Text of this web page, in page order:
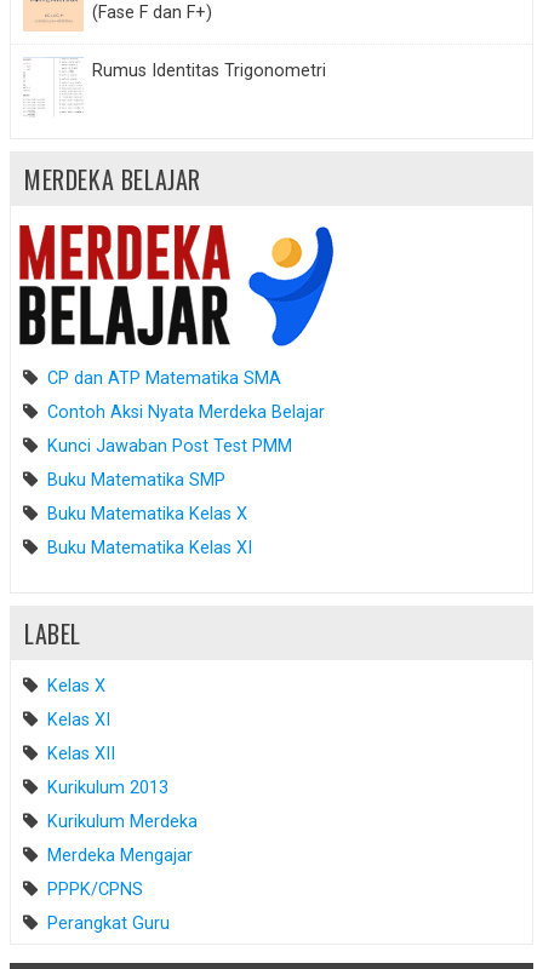
(Fase F dan F+)
Rumus Identitas Trigonometri
MERDEKA BELAJAR
CP dan ATP Matematika SMA
Contoh Aksi Nyata Merdeka Belajar
Kunci Jawaban Post Test PMM
Buku Matematika SMP
Buku Matematika Kelas X
Buku Matematika Kelas XI
LABEL
Kelas X
Kelas XI
Kelas XII
Kurikulum 2013
Kurikulum Merdeka
Merdeka Mengajar
PPPK/CPNS
Perangkat Guru